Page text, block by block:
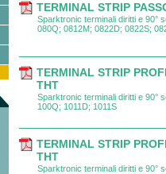
TERMINAL STRIP
Sparktronic terminali diritti e 90°
080Q; 0812M; 0822D; 0822S;
TERMINAL STRIP
THT
Sparktronic terminali diritti e 90°
100Q; 1011D; 1011S
TERMINAL STRIP
THT
Sparktronic terminali diritti e 90°